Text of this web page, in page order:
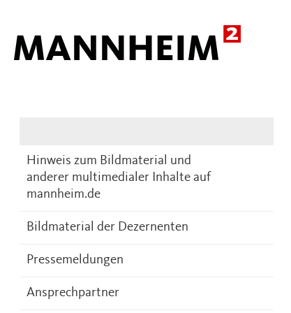
Hinweis zum Bildmaterial und
anderer multimedialer Inhalte auf
mannheim.de
Bildmaterial der Dezernenten
Pressemeldungen
Ansprechpartner